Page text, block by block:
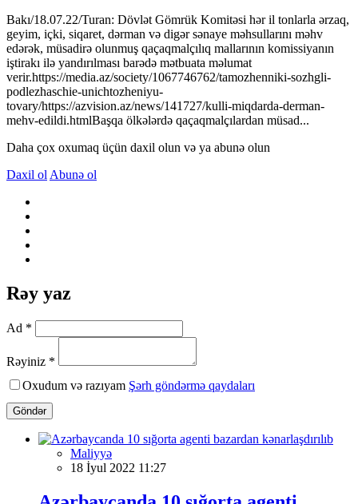
Bakı/18.07.22/Turan: Dövlət Gömrük Komitəsi hər il tonlarla ərzaq,
geyim, içki, siqaret, dərman və digər sənaye məhsullarını məhv
edərək, müsadirə olunmuş qaçaqmalçılıq mallarının komissiyanın
iştirakı ilə yandırılması barədə mətbuata məlumat
verir.https://media.az/society/1067746762/tamozhenniki-sozhgli-
podlezhaschie-unichtozheniyu-
tovary/https://azvision.az/news/141727/kulli-miqdarda-derman-
mehv-edildi.htmlBaşqa ölkələrdə qaçaqmalçılardan müsad...
Daha çox oxumaq üçün daxil olun və ya abunə olun
Daxil ol Abunə ol
Rəy yaz
Ad *
Rəyiniz *
Oxudum və razıyam Şərh göndərmə qaydaları
Göndər
Maliyyə
18 İyul 2022 11:27